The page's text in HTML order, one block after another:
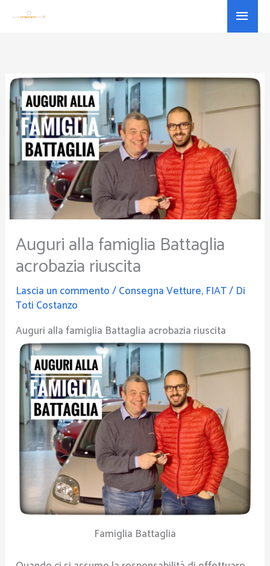
Menu
Auguri alla famiglia Battaglia
acrobazia riuscita
Lascia un commento/Consegna Vetture, FIAT/ Di
Toti Costanzo
Auguri alla famiglia Battaglia acrobazia riuscita
Famiglia Battaglia